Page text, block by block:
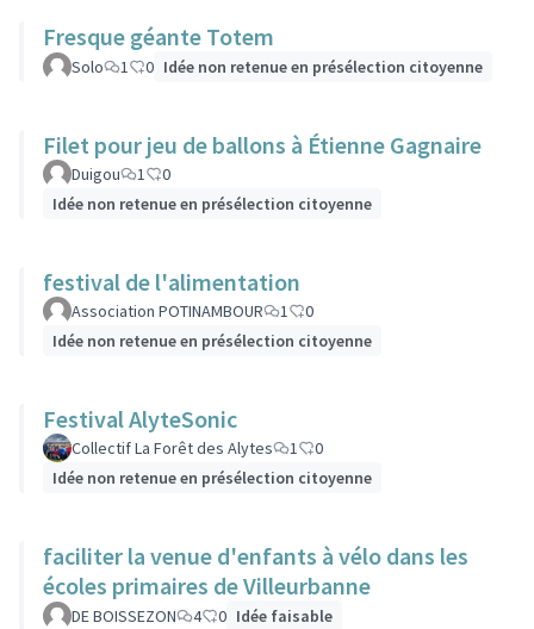
Fresque géante Totem
Solo 1 0 Idée non retenue en présélection citoyenne
Filet pour jeu de ballons à Étienne Gagnaire
Duigou 1
0
Idée non retenue en présélection citoyenne
festival de l'alimentation
Association POTINAMBOUR 1
0
Idée non retenue en présélection citoyenne
Festival AlyteSonic
Collectif La Forêt des Alytes 1
0
Idée non retenue en présélection citoyenne
faciliter la venue d'enfants à vélo dans les
écoles primaires de Villeurbanne
DE BOISSEZON 4 0 Idée faisable